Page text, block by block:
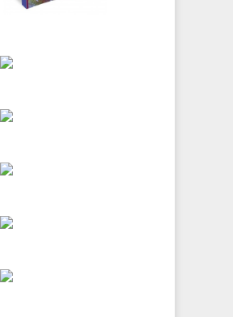
Nicolae Bătrânu
Valentina Veriga
Valentina Veriga